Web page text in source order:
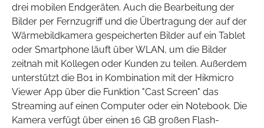
drei mobilen Endgeräten. Auch die Bearbeitung der
Bilder per Fernzugriff und die Übertragung der auf der
Wärmebildkamera gespeicherten Bilder auf ein Tablet
oder Smartphone läuft über WLAN, um die Bilder
zeitnah mit Kollegen oder Kunden zu teilen. Außerdem
unterstützt die B01 in Kombination mit der Hikmicro
Viewer App über die Funktion "Cast Screen" das
Streaming auf einen Computer oder ein Notebook. Die
Kamera verfügt über einen 16 GB großen Flash-